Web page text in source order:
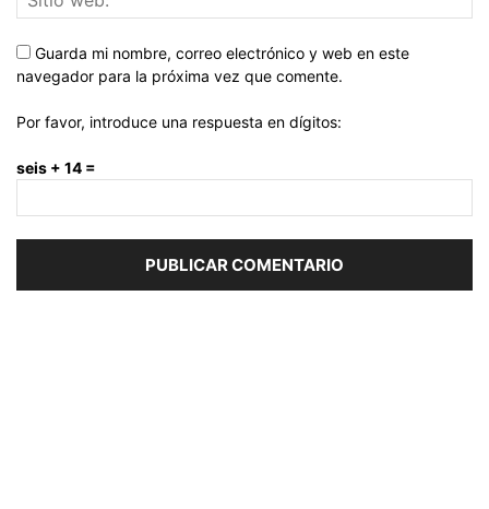
Guarda mi nombre, correo electrónico y web en este
navegador para la próxima vez que comente.
Por favor, introduce una respuesta en dígitos:
seis + 14 =